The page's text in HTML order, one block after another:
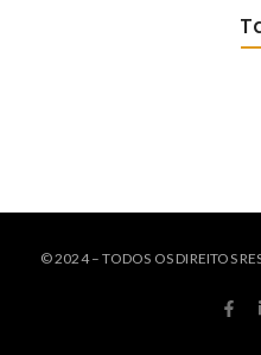
© 2024 – TODOS OS DIREITOS